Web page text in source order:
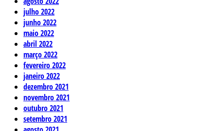
julho 2022
junho 2022
maio 2022
abril 2022
março 2022
fevereiro 2022
janeiro 2022
dezembro 2021
novembro 2021
outubro 2021
setembro 2021